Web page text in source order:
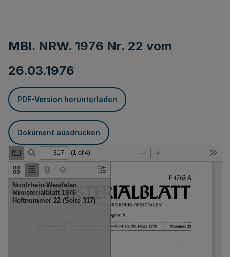
MBl. NRW. 1976 Nr. 22 vom
26.03.1976
PDF-Version herunterladen
Dokument ausdrucken